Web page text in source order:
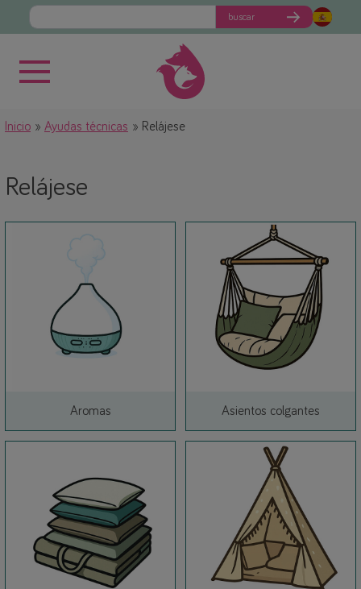
buscar
Inicio Ayudas técnicas Relájese
Relájese
AromasLink Asientos colgantes